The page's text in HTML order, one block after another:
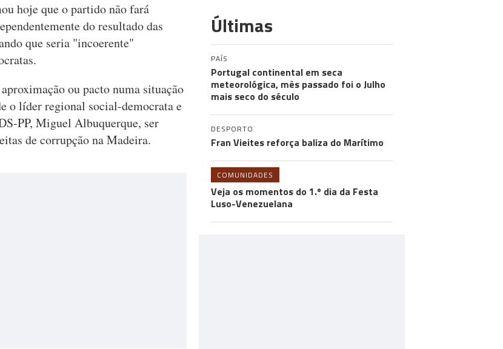
hoje que o partido não fará
do resultado das
que seria "incoerente"
ou pacto numa situação
o líder regional social-democrata e
PP, Miguel Albuquerque, ser
de corrupção na Madeira.
Últimas
PAÍS
Portugal continental em seca
meteorológica, mês passado foi o Julho
mais seco do século
DESPORTO
Fran Vieites reforça baliza do Marítimo
COMUNIDADES
Veja os momentos do 1.º dia da Festa
Luso-Venezuelana